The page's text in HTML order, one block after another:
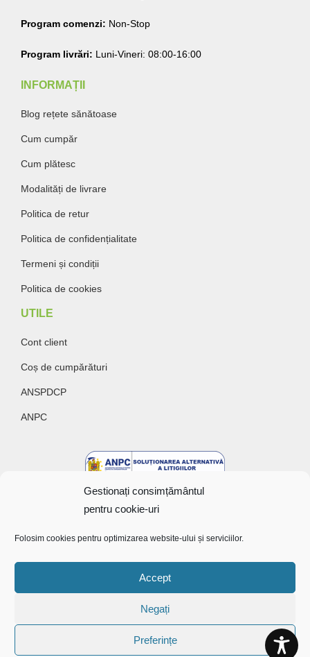
Gestionați consimțământul
pentru cookie-uri
Folosim cookies pentru optimizarea website-ului și serviciilor.
Accept
Negați
Preferințe
Program comenzi: Non-Stop
Program livrări: Luni-Vineri: 08:00-16:00
INFORMAȚII
Blog rețete sănătoase
Cum cumpăr
Cum plătesc
Modalități de livrare
Politica de retur
Politica de confidențialitate
Termeni și condiții
Politica de cookies
UTILE
Cont client
Coș de cumpărături
ANSPDCP
ANPC
Copyright @ 2022 Bunătăți cu gust